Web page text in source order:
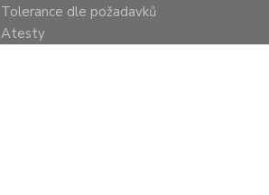
Tolerance dle požadavků
Atesty